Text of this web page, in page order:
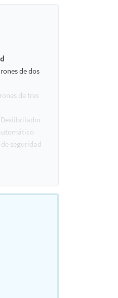
de dos
de tres
Desfibrilador
seguridad